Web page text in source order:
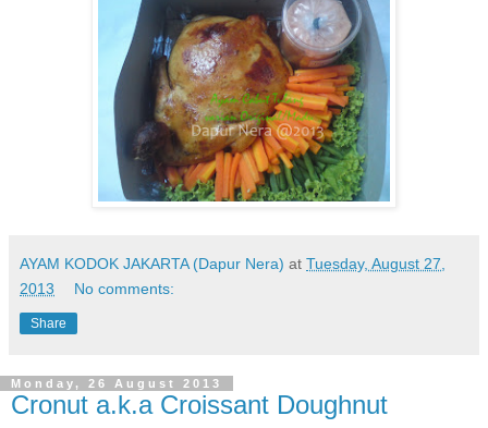
AYAM KODOK JAKARTA (Dapur Nera) at Tuesday, August 27,
2013
No comments:
Share
Monday, 26 August 2013
Cronut a.k.a Croissant Doughnut